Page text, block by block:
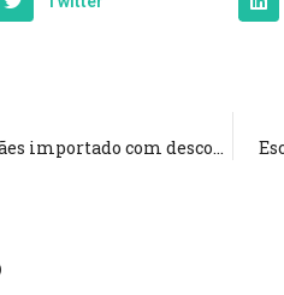
Cinto de segurança para cães importado com desconto *BitCão